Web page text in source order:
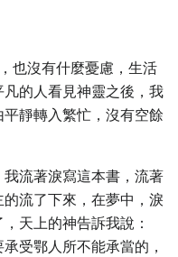
也沒有什麼憂慮，生活
的人看見神靈之後，我
靜轉入繁忙，沒有空餘
流著淚寫這本書，流著
流了下來，在夢中，淚
天上的神告訴我說：
受鄂人所不能承當的，